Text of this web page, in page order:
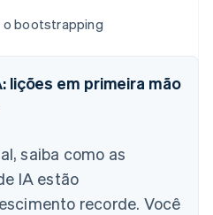
o bootstrapping
lições em primeira mão
saiba como as
IA estão
recorde. Você